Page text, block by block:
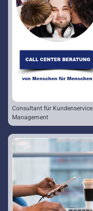
Consultant für Kundenservice
Management